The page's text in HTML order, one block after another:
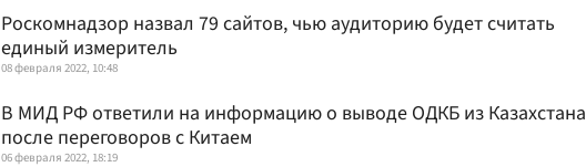
Роскомнадзор назвал 79 сайтов, чью аудиторию будет считать
единый измеритель
08 февраля 2022, 10:48
В МИД РФ ответили на информацию о выводе ОДКБ из Казахстана
после переговоров с Китаем
06 февраля 2022, 18:19